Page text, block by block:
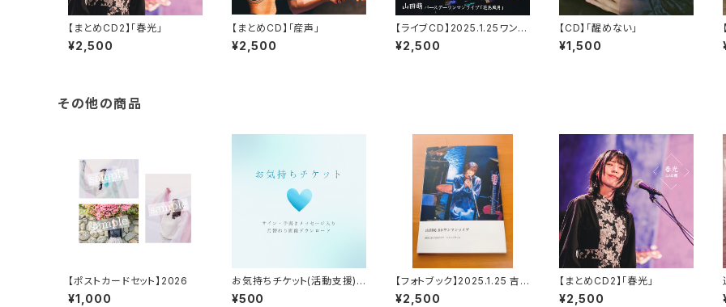
【まとめCD2】「春光」
¥2,500
【まとめCD】「産声」
¥2,500
【ライブCD】2025.1.25ワンマ
ンライブ
¥2,500
【CD】「醒めない」
¥1,500
その他の商品
【ポストカードセット】2026
¥1,000
お気持ちチケット(活動支援)
月替わり画像ダウンロード
¥500
【フォトブック】2025.1.25 吉
祥寺スターパインズカフェ バ
¥2,500
【まとめCD2】「春光」
¥2,500